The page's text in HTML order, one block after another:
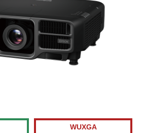
WUXGA